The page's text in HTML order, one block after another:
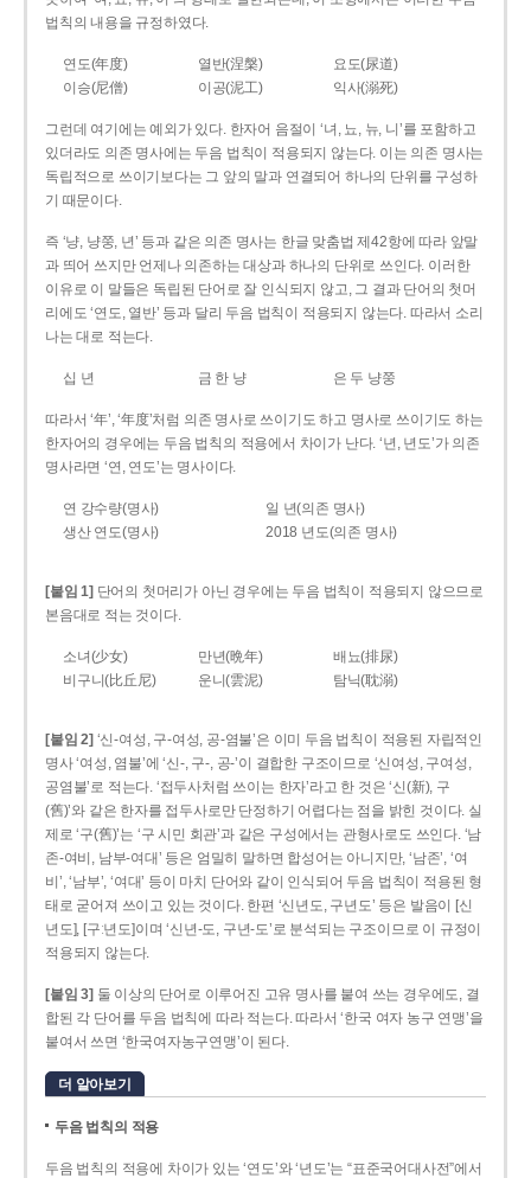
법칙의 내용을 규정하였다.
연도(年度) 열반(涅槃)
요도(尿道)
이승(尼僧)
이공(泥工) 익사(溺死)
그런데 여기에는 예외가 있다. 한자어 음절이 ‘녀, 뇨, 뉴, 니’를 포함하고
있더라도 의존 명사에는 두음 법칙이 적용되지 않는다. 이는 의존 명사는
독립적으로 쓰이기보다는 그 앞의 말과 연결되어 하나의 단위를 구성하
기 때문이다.
즉 ‘냥, 냥쭝, 년’ 등과 같은 의존 명사는 한글 맞춤법 제42항에 따라 앞말
과 띄어 쓰지만 언제나 의존하는 대상과 하나의 단위로 쓰인다. 이러한
이유로 이 말들은 독립된 단어로 잘 인식되지 않고, 그 결과 단어의 첫머
리에도 ‘연도, 열반’ 등과 달리 두음 법칙이 적용되지 않는다. 따라서 소리
나는 대로 적는다.
십 년 금 한 냥 은 두 냥쭝
따라서 ‘年’, ‘年度’처럼 의존 명사로 쓰이기도 하고 명사로 쓰이기도 하는
한자어의 경우에는 두음 법칙의 적용에서 차이가 난다. ‘년, 년도’가 의존
명사라면 ‘연, 연도’는 명사이다.
연 강수량(명사)
일 년(의존 명사)
생산 연도(명사)
2018 년도(의존 명사)
[붙임 1] 단어의 첫머리가 아닌 경우에는 두음 법칙이 적용되지 않으므로
본음대로 적는 것이다.
소녀(少女) 만년(晩年)
배뇨(排尿)
비구니(比丘尼)
운니(雲泥) 탐닉(耽溺)
[붙임 2] ‘신-여성, 구-여성, 공-염불’은 이미 두음 법칙이 적용된 자립적인
명사 ‘여성, 염불’에 ‘신-, 구-, 공-’이 결합한 구조이므로 ‘신여성, 구여성,
공염불’로 적는다. ‘접두사처럼 쓰이는 한자’라고 한 것은 ‘신(新), 구
(舊)’와 같은 한자를 접두사로만 단정하기 어렵다는 점을 밝힌 것이다. 실
제로 ‘구(舊)’는 ‘구 시민 회관’과 같은 구성에서는 관형사로도 쓰인다. ‘남
존­-여비, 남부-­여대’ 등은 엄밀히 말하면 합성어는 아니지만, ‘남존’, ‘여
비’, ‘남부’, ‘여대’ 등이 마치 단어와 같이 인식되어 두음 법칙이 적용된 형
태로 굳어져 쓰이고 있는 것이다. 한편 ‘신년도, 구년도’ 등은 발음이 [신
년도], [구ː년도]이며 ‘신년­-도, 구년-­도’로 분석되는 구조이므로 이 규정이
적용되지 않는다.
[붙임 3] 둘 이상의 단어로 이루어진 고유 명사를 붙여 쓰는 경우에도, 결
합된 각 단어를 두음 법칙에 따라 적는다. 따라서 ‘한국 여자 농구 연맹’을
붙여서 쓰면 ‘한국여자농구연맹’이 된다.
더 알아보기
두음 법칙의 적용
두음 법칙의 적용에 차이가 있는 ‘연도’와 ‘년도’는 “표준국어대사전”에서